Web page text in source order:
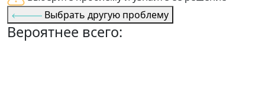
Выбрать другую проблему
Вероятнее всего: